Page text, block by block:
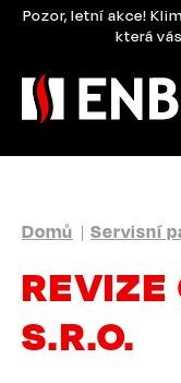
PřejítPozor, letní akce!
která
NAVIGACE
Domů Servisní
REVIZE
S.R.O.